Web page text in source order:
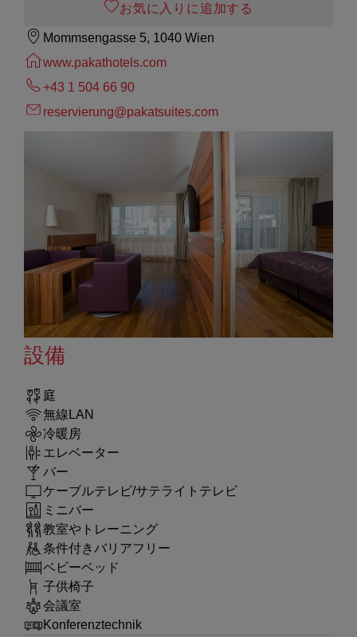
お気に入りに追加する
Mommsengasse 5, 1040 Wien
www.pakathotels.com
+43 1 504 66 90
reservierung@pakatsuites.com
設備
庭
無線LAN
冷暖房
エレベーター
バー
ケーブルテレビ/サテライトテレビ
ミニバー
教室やトレーニング
条件付きバリアフリー
ベビーベッド
子供椅子
会議室
Konferenztechnik